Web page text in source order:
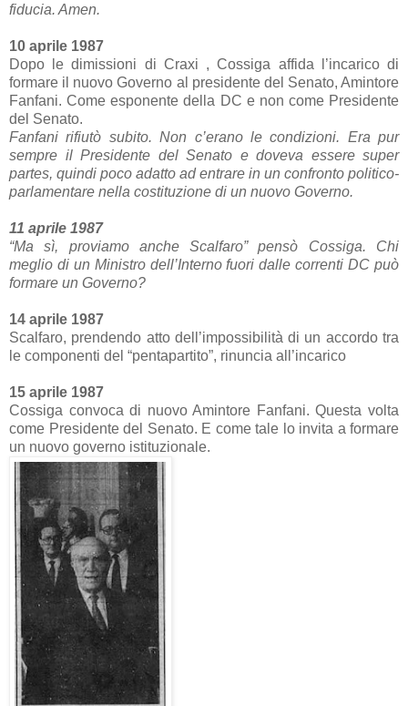
fiducia. Amen.
10 aprile 1987
Dopo le dimissioni di Craxi , Cossiga affida l’incarico di
formare il nuovo Governo al presidente del Senato, Amintore
Fanfani. Come esponente della DC e non come Presidente
del Senato.
Fanfani rifiutò subito. Non c’erano le condizioni. Era pur
sempre il Presidente del Senato e doveva essere super
partes, quindi poco adatto ad entrare in un confronto politico-
parlamentare nella costituzione di un nuovo Governo.
11 aprile 1987
“Ma sì, proviamo anche Scalfaro” pensò Cossiga. Chi
meglio di un Ministro dell’Interno fuori dalle correnti DC può
formare un Governo?
14 aprile 1987
Scalfaro, prendendo atto dell’impossibilità di un accordo tra
le componenti del “pentapartito”, rinuncia all’incarico
15 aprile 1987
Cossiga convoca di nuovo Amintore Fanfani. Questa volta
come Presidente del Senato. E come tale lo invita a formare
un nuovo governo istituzionale.